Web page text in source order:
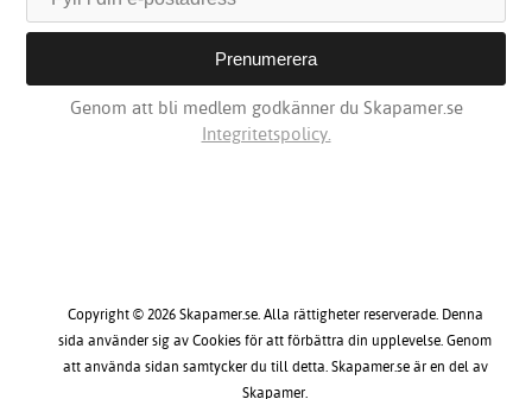
Genom att bli medlem godkänner du Skapamer.se
Integritetspolicy.
Copyright © 2026 Skapamer.se. Alla rättigheter reserverade. Denna
sida använder sig av Cookies för att förbättra din upplevelse. Genom
att använda sidan samtycker du till detta. Skapamer.se är en del av
Skapamer.